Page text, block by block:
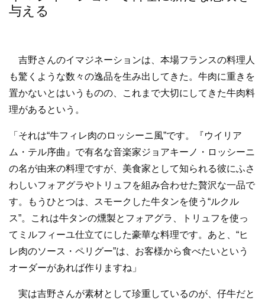
与える
吉野さんのイマジネーションは、本場フランスの料理人
も驚くような数々の逸品を生み出してきた。牛肉に重きを
置かないとはいうものの、これまで大切にしてきた牛肉料
理があるという。
「それは“牛フィレ肉のロッシーニ風”です。『ウイリア
ム・テル序曲』で有名な音楽家ジョアキーノ・ロッシーニ
の名が由来の料理ですが、美食家として知られる彼にふさ
わしいフォアグラやトリュフを組み合わせた贅沢な一品で
す。もうひとつは、スモークした牛タンを使う“ルクル
ス”。これは牛タンの燻製とフォアグラ、トリュフを使っ
てミルフィーユ仕立てにした豪華な料理です。あと、“ヒ
レ肉のソース・ペリグー”は、お客様から食べたいという
オーダーがあれば作りますね」
実は吉野さんが素材として珍重しているのが、仔牛だと